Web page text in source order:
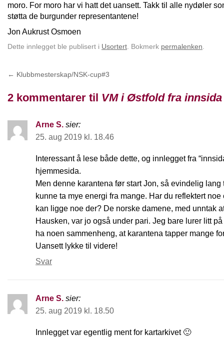
moro. For moro har vi hatt det uansett. Takk til alle nydøler
støtta de burgunder representantene!
Jon Aukrust Osmoen
Dette innlegget ble publisert i Usortert . Bokmerk permalenken
← Klubbmesterskap/NSK-cup#3
2 kommentarer til VM i Østfold fra innsida
Arne S. sier:
25. aug 2019 kl. 18.46
Interessant å lese både dette, og innlegget fra
hjemmesida.
Men denne karantena før start Jon, så evindelig lang
kunne ta mye energi fra mange. Har du reflektert noe
kan ligge noe der? De norske damene, med unntak
Hausken, var jo også under pari. Jeg bare lurer litt
ha noen sammenheng, at karantena tapper mange
Uansett lykke til videre!
Svar
Arne S. sier:
25. aug 2019 kl. 18.50
Innlegget var egentlig ment for kartarkivet 🙂